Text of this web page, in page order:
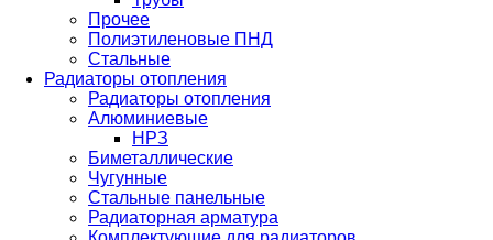
Прочее
Полиэтиленовые ПНД
Стальные
Радиаторы отопления
Радиаторы отопления
Алюминиевые
НРЗ
Биметаллические
Чугунные
Стальные панельные
Радиаторная арматура